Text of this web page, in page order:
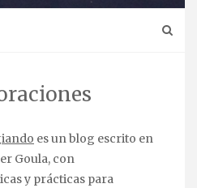
es un blog escrito en
Goula, con
y prácticas para